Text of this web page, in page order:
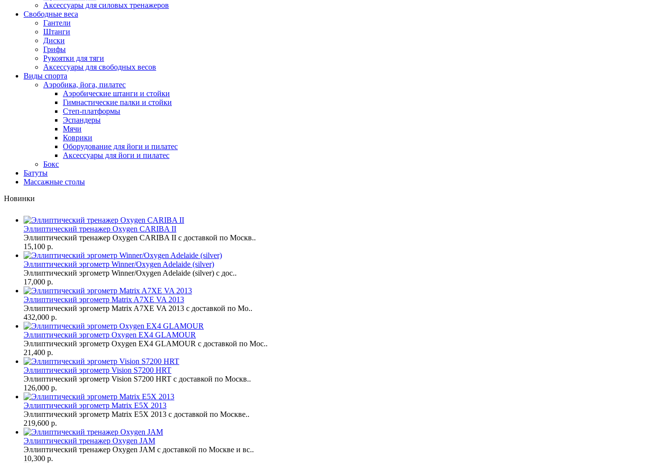
Аксессуары для силовых тренажеров
Свободные веса
Гантели
Штанги
Диски
Грифы
Рукоятки для тяги
Аксессуары для свободных весов
Виды спорта
Аэробика, йога, пилатес
Аэробические штанги и стойки
Гимнастические палки и стойки
Степ-платформы
Эспандеры
Мячи
Коврики
Оборудование для йоги и пилатес
Аксессуары для йоги и пилатес
Бокс
Батуты
Массажные столы
Новинки
Эллиптический тренажер Oxygen CARIBA II
Эллиптический тренажер Oxygen CARIBA II с доставкой по Москв..
15,100 р.
Эллиптический эргометр Winner/Oxygen Adelaide (silver)
Эллиптический эргометр Winner/Oxygen Adelaide (silver) с дос..
17,000 р.
Эллиптический эргометр Matrix A7XE VA 2013
Эллиптический эргометр Matrix A7XE VA 2013 с доставкой по Мо..
432,000 р.
Эллиптический эргометр Oxygen EX4 GLAMOUR
Эллиптический эргометр Oxygen EX4 GLAMOUR с доставкой по Мос..
21,400 р.
Эллиптический эргометр Vision S7200 HRT
Эллиптический эргометр Vision S7200 HRT с доставкой по Москв..
126,000 р.
Эллиптический эргометр Matrix E5X 2013
Эллиптический эргометр Matrix E5X 2013 с доставкой по Москве..
219,600 р.
Эллиптический тренажер Oxygen JAM
Эллиптический тренажер Oxygen JAM с доставкой по Москве и вс..
10,300 р.